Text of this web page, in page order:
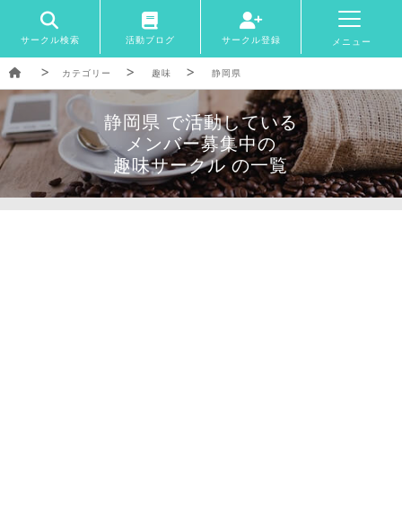
サークル検索 活動ブログ サークル登録 メニュー
カテゴリー 趣味 静岡県
静岡県 で活動している
メンバー募集中の
趣味サークル の一覧